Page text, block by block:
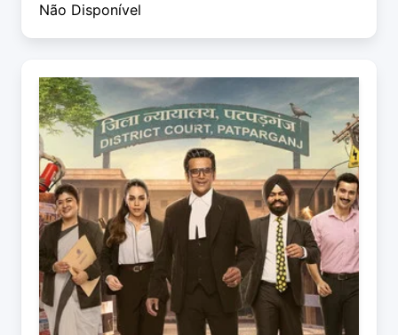
Não Disponível